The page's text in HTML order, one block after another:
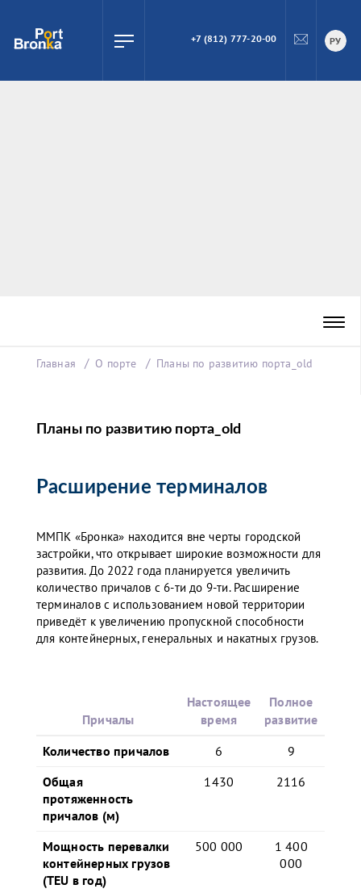
ПОИСК
+7 (812) 777-20-00 РУ
Главная О порте Планы по развитию порта_old
Планы по развитию порта_old
Расширение терминалов
ММПК «Бронка» находится вне черты городской
застройки, что открывает широкие возможности для
развития. До 2022 года планируется увеличить
количество причалов с 6-ти до 9-ти. Расширение
терминалов с использованием новой территории
приведёт к увеличению пропускной способности
для контейнерных, генеральных и накатных грузов.
Причалы
Настоящее
время
Полное
развитие
Количество причалов
6
9
Общая
протяженность
причалов (м)
1430 2116
Мощность перевалки
контейнерных грузов
(TEU в год)
500 000
1 400
000